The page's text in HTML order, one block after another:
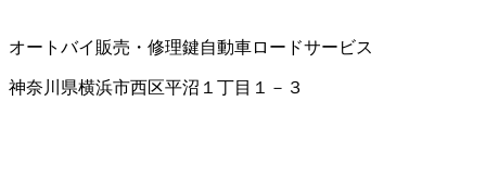
オートバイ販売・修理鍵自動車ロードサービス
神奈川県横浜市西区平沼１丁目１－３